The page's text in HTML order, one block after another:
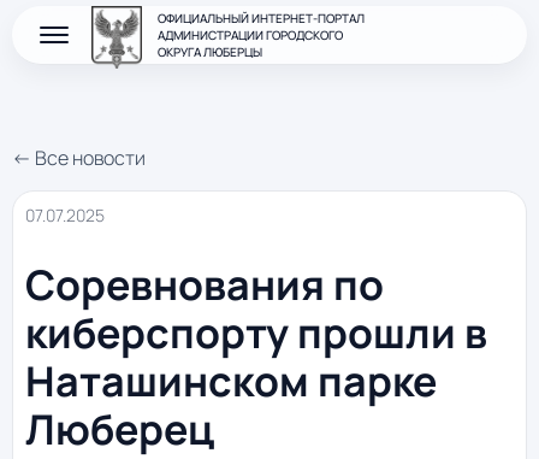
ОФИЦИАЛЬНЫЙ ИНТЕРНЕТ-ПОРТАЛ
АДМИНИСТРАЦИИ ГОРОДСКОГО
ОКРУГА ЛЮБЕРЦЫ
← Все новости
07.07.2025
Соревнования по
киберспорту прошли в
Наташинском парке
Люберец